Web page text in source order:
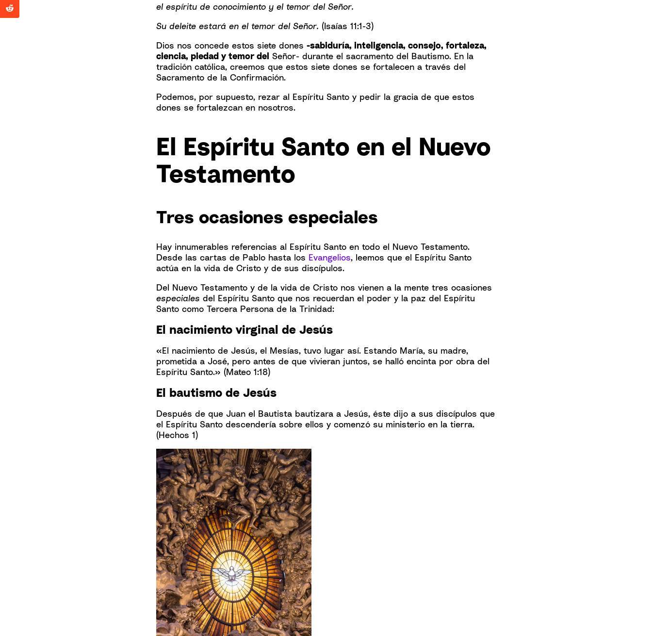
el espíritu de conocimiento y el temor del Señor.
Su deleite estará en el temor del Señor. (Isaías 11:1-3)
Dios nos concede estos siete dones -sabiduría, inteligencia, consejo, fortaleza,
ciencia, piedad y temor del Señor- durante el sacramento del Bautismo. En la
tradición católica, creemos que estos siete dones se fortalecen a través del
Sacramento de la Confirmación.
Podemos, por supuesto, rezar al Espíritu Santo y pedir la gracia de que estos
dones se fortalezcan en nosotros.
El Espíritu Santo en el Nuevo
Testamento
Tres ocasiones especiales
Hay innumerables referencias al Espíritu Santo en todo el Nuevo Testamento.
Desde las cartas de Pablo hasta los Evangelios, leemos que el Espíritu Santo
actúa en la vida de Cristo y de sus discípulos.
Del Nuevo Testamento y de la vida de Cristo nos vienen a la mente tres ocasiones
especiales del Espíritu Santo que nos recuerdan el poder y la paz del Espíritu
Santo como Tercera Persona de la Trinidad:
El nacimiento virginal de Jesús
«El nacimiento de Jesús, el Mesías, tuvo lugar así. Estando María, su madre,
prometida a José, pero antes de que vivieran juntos, se halló encinta por obra del
Espíritu Santo.» (Mateo 1:18)
El bautismo de Jesús
Después de que Juan el Bautista bautizara a Jesús, éste dijo a sus discípulos que
el Espíritu Santo descendería sobre ellos y comenzó su ministerio en la tierra.
(Hechos 1)
Facebook Twitter
Pinterest reddit